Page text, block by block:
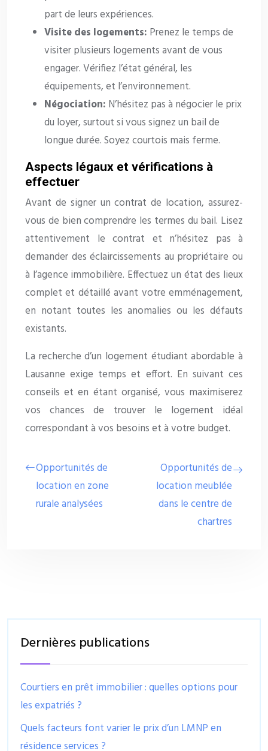
part de leurs expériences.
Visite des logements: Prenez le temps de
visiter plusieurs logements avant de vous
engager. Vérifiez l’état général, les
équipements, et l’environnement.
Négociation: N’hésitez pas à négocier le prix
du loyer, surtout si vous signez un bail de
longue durée. Soyez courtois mais ferme.
Aspects légaux et vérifications à
effectuer
Avant de signer un contrat de location, assurez-
vous de bien comprendre les termes du bail. Lisez
attentivement le contrat et n’hésitez pas à
demander des éclaircissements au propriétaire ou
à l’agence immobilière. Effectuez un état des lieux
complet et détaillé avant votre emménagement,
en notant toutes les anomalies ou les défauts
existants.
La recherche d’un logement étudiant abordable à
Lausanne exige temps et effort. En suivant ces
conseils et en étant organisé, vous maximiserez
vos chances de trouver le logement idéal
correspondant à vos besoins et à votre budget.
Opportunités de
location en zone
rurale analysées
Opportunités de
location meublée
dans le centre de
chartres
Dernières publications
Courtiers en prêt immobilier : quelles options pour
les expatriés ?
Quels facteurs font varier le prix d’un LMNP en
résidence services ?